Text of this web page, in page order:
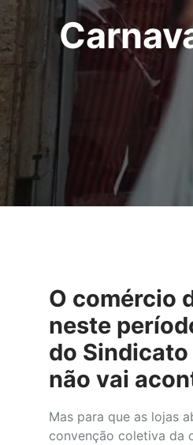
O comércio
neste
do
não vai
Mas para que as lojas
convenção coletiva da